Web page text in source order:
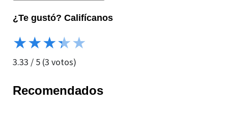
¿Te gustó? Califícanos
★★★★★
3.33 / 5 (3 votos)
Recomendados